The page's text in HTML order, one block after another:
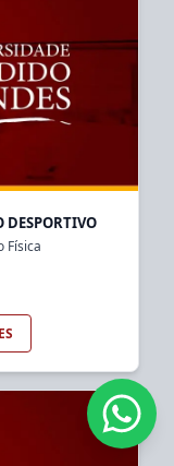
DESPORTIVO
Física